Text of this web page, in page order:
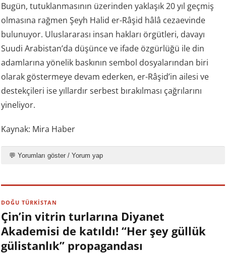
Bugün, tutuklanmasının üzerinden yaklaşık 20 yıl geçmiş
olmasına rağmen Şeyh Halid er-Râşid hâlâ cezaevinde
bulunuyor. Uluslararası insan hakları örgütleri, davayı
Suudi Arabistan’da düşünce ve ifade özgürlüğü ile din
adamlarına yönelik baskının sembol dosyalarından biri
olarak göstermeye devam ederken, er-Râşid’in ailesi ve
destekçileri ise yıllardır serbest bırakılması çağrılarını
yineliyor.
Kaynak: Mira Haber
💬 Yorumları göster / Yorum yap
DOĞU TÜRKİSTAN
Çin’in vitrin turlarına Diyanet
Akademisi de katıldı! “Her şey güllük
gülistanlık” propagandası